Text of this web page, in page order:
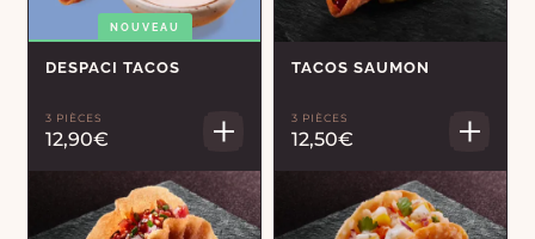
NOUVEAU
DESPACI TACOS
3 PIÈCES
12,90€
TACOS SAUMON
3 PIÈCES
12,50€